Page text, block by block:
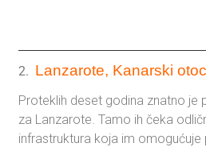
2. Lanzarote, Kanarski
Proteklih deset godina znatno je
za Lanzarote. Tamo ih čeka
infrastruktura koja im omogućuje